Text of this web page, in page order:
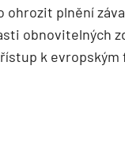
ohrozit plnění
obnovitelných
k evropským